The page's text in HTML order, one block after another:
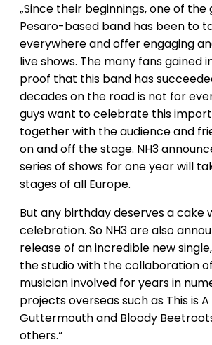
„Since their beginnings, one of
Pesaro-based band has been to
everywhere and offer engaging
live shows. The many fans gained
proof that this band has
decades on the road is not for
guys want to celebrate this
together with the audience and
on and off the stage. NH3
series of shows for one year will
stages of all Europe.
But any birthday deserves a cake
celebration. So NH3 are also
release of an incredible new
the studio with the collaboration of
musician involved for years in
projects overseas such as This is
Guttermouth and Bloody
others.“